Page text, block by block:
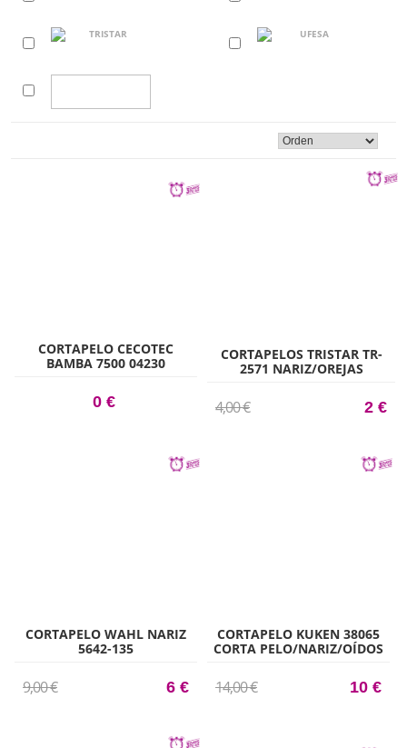
CORTAPELO CECOTEC
BAMBA 7500 04230
0 €
CORTAPELOS TRISTAR TR-
2571 NARIZ/OREJAS
4,00 € 2 €
CORTAPELO WAHL NARIZ
5642-135
9,00 € 6 €
CORTAPELO KUKEN 38065
CORTA PELO/NARIZ/OÍDOS
14,00 € 10 €